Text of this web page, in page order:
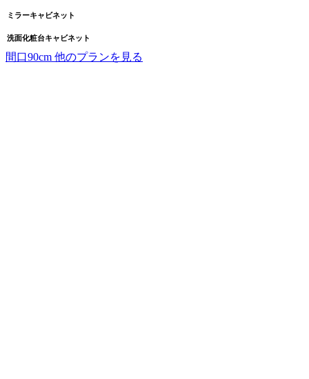
ミラーキャビネット
洗面化粧台キャビネット
間口90cm 他のプランを見る